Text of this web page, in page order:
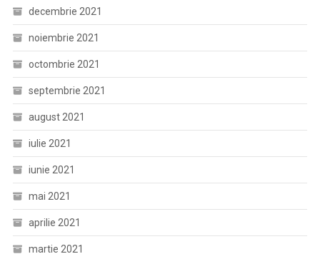
decembrie 2021
noiembrie 2021
octombrie 2021
septembrie 2021
august 2021
iulie 2021
iunie 2021
mai 2021
aprilie 2021
martie 2021